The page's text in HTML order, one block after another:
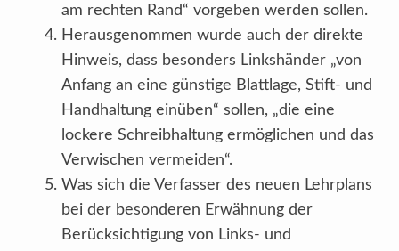
am rechten Rand“ vorgeben werden sollen.
Herausgenommen wurde auch der direkte
Hinweis, dass besonders Linkshänder „von
Anfang an eine günstige Blattlage, Stift- und
Handhaltung einüben“ sollen, „die eine
lockere Schreibhaltung ermöglichen und das
Verwischen vermeiden“.
Was sich die Verfasser des neuen Lehrplans
bei der besonderen Erwähnung der
Berücksichtigung von Links- und